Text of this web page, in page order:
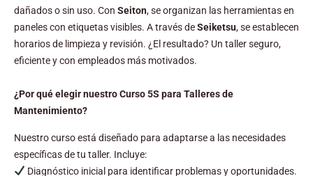
dañados o sin uso. Con Seiton, se organizan las herramientas en
paneles con etiquetas visibles. A través deSeiketsu, se establecen
horarios de limpieza y revisión. ¿El resultado? Un taller seguro,
eficiente y con empleados más motivados.
¿Por qué elegir nuestro Curso 5S para Talleres de
Mantenimiento?
Nuestro curso está diseñado para adaptarse a las necesidades
específicas de tu taller. Incluye:
Diagnóstico inicial para identificar problemas y oportunidades.